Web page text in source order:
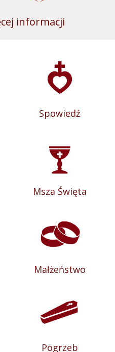
informacji
Spowiedź
Msza Święta
Małżeństwo
Pogrzeb